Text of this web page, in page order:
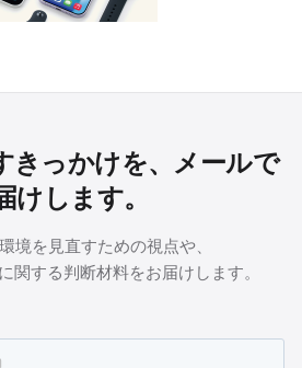
きっかけを、メールで
けします。
境を見直すための視点や、
関する判断材料をお届けします。